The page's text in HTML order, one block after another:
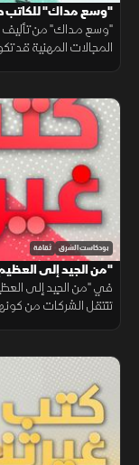
"وسع مداك" للكاتب
"وسع مداك" من تأليف
المجالات المهنية قد
بودكاست الشرق ثقافة
"من الجيد إلى
في "من الجيد إلى
تنتقل الشركات من